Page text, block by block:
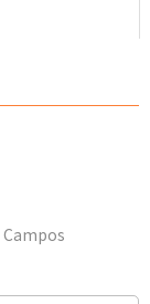
Campos